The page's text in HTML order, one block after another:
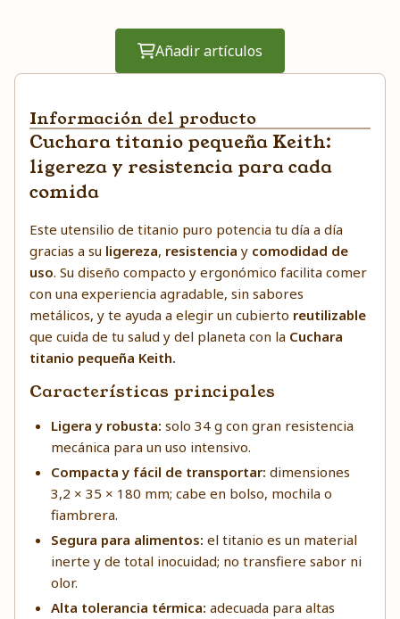
Añadir artículos
Información del producto
Cuchara titanio pequeña Keith:
ligereza y resistencia para cada
comida
Este utensilio de titanio puro potencia tu día a día
gracias a su ligereza, resistencia y comodidad de
uso. Su diseño compacto y ergonómico facilita comer
con una experiencia agradable, sin sabores
metálicos, y te ayuda a elegir un cubierto reutilizable
que cuida de tu salud y del planeta con la Cuchara
titanio pequeña Keith.
Características principales
Ligera y robusta: solo 34 g con gran resistencia
mecánica para un uso intensivo.
Compacta y fácil de transportar: dimensiones
3,2 × 35 × 180 mm; cabe en bolso, mochila o
fiambrera.
Segura para alimentos: el titanio es un material
inerte y de total inocuidad; no transfiere sabor ni
olor.
Alta tolerancia térmica: adecuada para altas